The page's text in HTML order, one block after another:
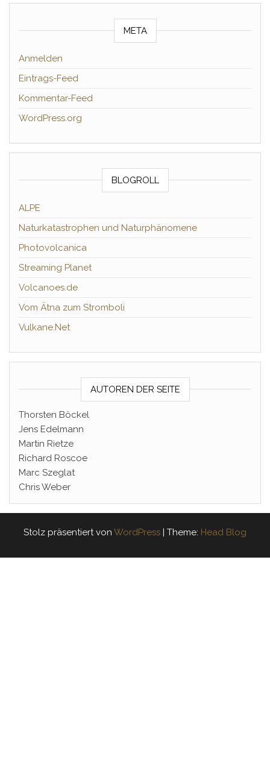
META
Anmelden
Eintrags-Feed
Kommentar-Feed
WordPress.org
BLOGROLL
ALPE
Naturkatastrophen und Naturphänomene
Photovolcanica
Streaming Planet
Volcanoes.de
Vom Ätna zum Stromboli
Vulkane.Net
AUTOREN DER SEITE
Thorsten Böckel
Jens Edelmann
Martin Rietze
Richard Roscoe
Marc Szeglat
Chris Weber
Stolz präsentiert von WordPress | Theme: Head Blog